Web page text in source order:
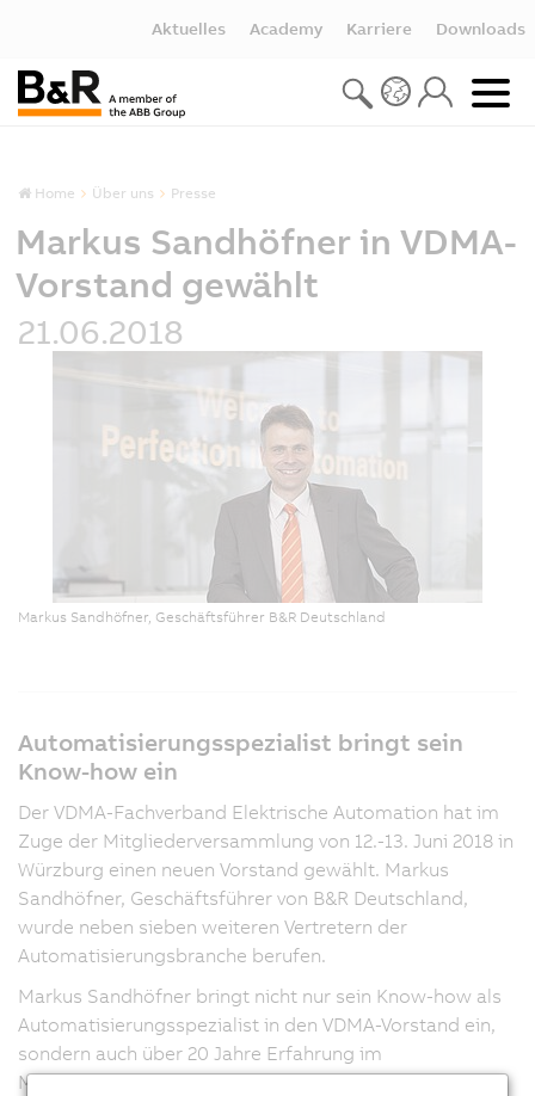
Aktuelles Academy Karriere Downloads
Home Über uns Presse
Markus Sandhöfner in VDMA-
Vorstand gewählt
21.06.2018
Markus Sandhöfner, Geschäftsführer B&R Deutschland
Automatisierungsspezialist bringt sein
Know-how ein
Der VDMA-Fachverband Elektrische Automation hat im
Zuge der Mitgliederversammlung von 12.-13. Juni 2018 in
Würzburg einen neuen Vorstand gewählt. Markus
Sandhöfner, Geschäftsführer von B&R Deutschland,
wurde neben sieben weiteren Vertretern der
Automatisierungsbranche berufen.
Markus Sandhöfner bringt nicht nur sein Know-how als
Automatisierungsspezialist in den VDMA-Vorstand ein,
sondern auch über 20 Jahre Erfahrung im
Maschinenbau. „Der VDMA-Fachverband ist eine